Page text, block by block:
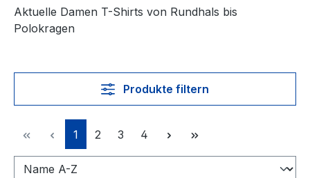
Aktuelle Damen T-Shirts von Rundhals bis
Polokragen
Produkte filtern
Seite
1 Seite
2 Seite
3 Seite
4